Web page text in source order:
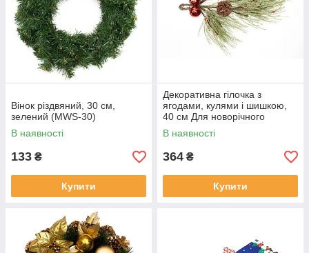
Вінок різдвяний, 30 см,
зелений (MWS-30)
В наявності
133 ₴
Купити
Декоративна гілочка з
ягодами, кулями і шишкою,
40 см Для новорічного
декору (770250)
В наявності
364 ₴
Купити